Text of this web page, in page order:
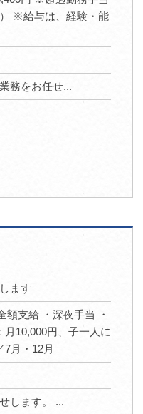
※給与は、経験・能
務をお任せ...
ます
支給 ・深夜手当 ・
10,000円、子一人に
月・12月
します。 ...